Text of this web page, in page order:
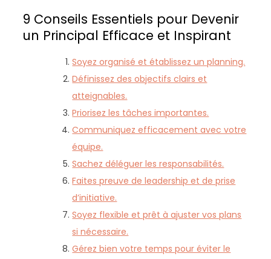
9 Conseils Essentiels pour Devenir
un Principal Efficace et Inspirant
Soyez organisé et établissez un planning.
Définissez des objectifs clairs et
atteignables.
Priorisez les tâches importantes.
Communiquez efficacement avec votre
équipe.
Sachez déléguer les responsabilités.
Faites preuve de leadership et de prise
d’initiative.
Soyez flexible et prêt à ajuster vos plans
si nécessaire.
Gérez bien votre temps pour éviter le